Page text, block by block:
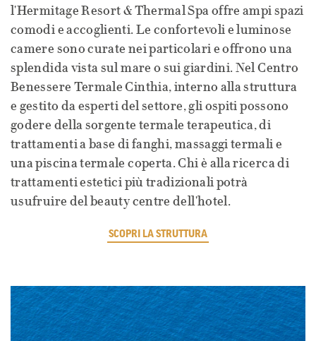
l'Hermitage Resort & Thermal Spa offre ampi spazi
comodi e accoglienti. Le confortevoli e luminose
camere sono curate nei particolari e offrono una
splendida vista sul mare o sui giardini. Nel Centro
Benessere Termale Cinthia, interno alla struttura
e gestito da esperti del settore, gli ospiti possono
godere della sorgente termale terapeutica, di
trattamenti a base di fanghi, massaggi termali e
una piscina termale coperta. Chi è alla ricerca di
trattamenti estetici più tradizionali potrà
usufruire del beauty centre dell'hotel.
SCOPRI LA STRUTTURA